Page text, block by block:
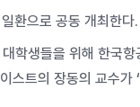
환으로 공동 개최한다.
생들을 위해 한국
스트의 장동의 교수